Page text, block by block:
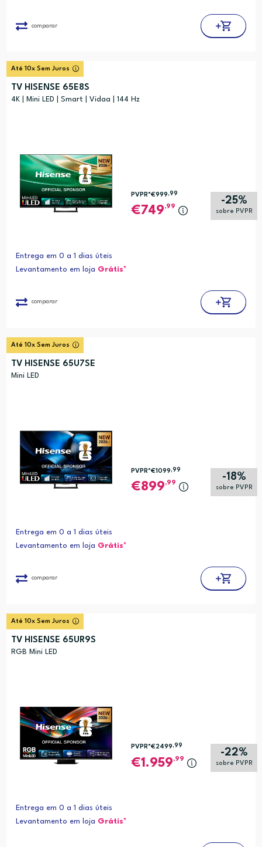
comparar
Até 10x Sem Juros
TV HISENSE 65E8S
4K | Mini LED | Smart | Vidaa | 144 Hz
-25%
sobre PVPR
PVPR*€999,99
749,99
Entrega em 0 a 1 dias úteis
Levantamento em loja Grátis*
comparar
Até 10x Sem Juros
TV HISENSE 65U7SE
Mini LED
-18%
sobre PVPR
PVPR*€1099 ,99
899,99
Entrega em 0 a 1 dias úteis
Levantamento em loja Grátis*
comparar
Até 10x Sem Juros
TV HISENSE 65UR9S
RGB Mini LED
-22%
sobre PVPR
PVPR*€2499,99
1.959,99
Entrega em 0 a 1 dias úteis
Levantamento em loja Grátis*